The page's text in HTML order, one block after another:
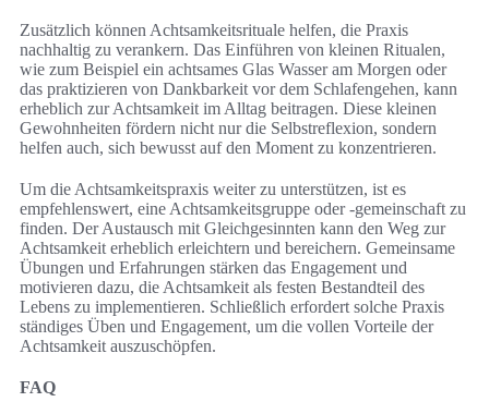
Zusätzlich können Achtsamkeitsrituale helfen, die Praxis
nachhaltig zu verankern. Das Einführen von kleinen Ritualen,
wie zum Beispiel ein achtsames Glas Wasser am Morgen oder
das praktizieren von Dankbarkeit vor dem Schlafengehen, kann
erheblich zur Achtsamkeit im Alltag beitragen. Diese kleinen
Gewohnheiten fördern nicht nur die Selbstreflexion, sondern
helfen auch, sich bewusst auf den Moment zu konzentrieren.
Um die Achtsamkeitspraxis weiter zu unterstützen, ist es
empfehlenswert, eine Achtsamkeitsgruppe oder -gemeinschaft zu
finden. Der Austausch mit Gleichgesinnten kann den Weg zur
Achtsamkeit erheblich erleichtern und bereichern. Gemeinsame
Übungen und Erfahrungen stärken das Engagement und
motivieren dazu, die Achtsamkeit als festen Bestandteil des
Lebens zu implementieren. Schließlich erfordert solche Praxis
ständiges Üben und Engagement, um die vollen Vorteile der
Achtsamkeit auszuschöpfen.
FAQ